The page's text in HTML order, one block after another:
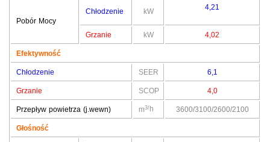
Pobór Mocy
Chłodzenie kW 4,21
Grzanie kW 4,02
Efektywność
Chłodzenie SEER 6,1
Grzanie SCOP 4,0
Przepływ powietrza (j.wewn) m3/h 3600/3100/2600/2100
Głośność